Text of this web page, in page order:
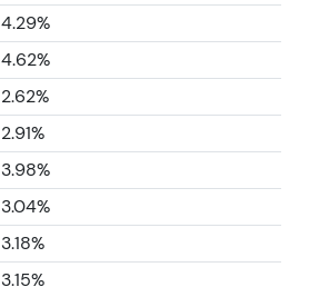
4.29%
4.62%
2.62%
2.91%
3.98%
3.04%
3.18%
3.15%